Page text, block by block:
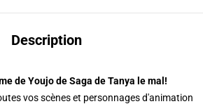
Description
de Youjo de Saga de Tanya le mal!
vos scènes et personnages d'animation